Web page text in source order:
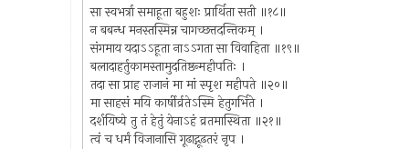
सा स्वभर्त्रा समाहूता बहुशः प्रार्थिता सती ॥१८॥
न बबन्ध मनस्तस्मिन्न चागच्छत्तदन्तिकम् ।
संगमाय यदाऽऽहूता नाऽऽगता सा विवाहिता ॥१९॥
बलादाहर्तुकामस्तामुदतिष्ठन्महीपतिः ।
तदा सा प्राह राजानं मा मां स्पृश महीपते ॥२०॥
मा साहसं मयि कार्षीर्व्रतेऽस्मि हेतुगर्भिते ।
दर्शयिष्ये तु तं हेतुं येनाऽहं व्रतमास्थिता ॥२१॥
त्वं च धर्मं विजानासि गूढाद्गूढतरं नृप ।